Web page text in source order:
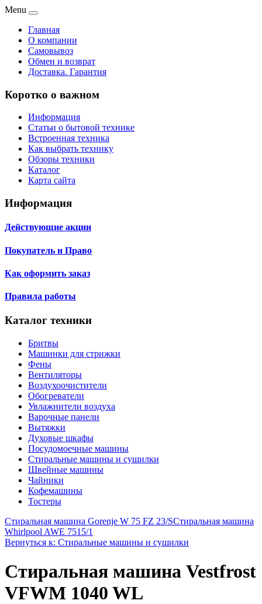
Menu
Главная
О компании
Самовывоз
Обмен и возврат
Доставка. Гарантия
Коротко о важном
Информация
Статьи о бытовой технике
Встроенная техника
Как выбрать технику
Обзоры техники
Каталог
Карта сайта
Информация
Действующие акции
Покупатель и Право
Как оформить заказ
Правила работы
Каталог техники
Бритвы
Машинки для стрижки
Фены
Вентиляторы
Воздухоочистители
Обогреватели
Увлажнители воздуха
Варочные панели
Вытяжки
Духовые шкафы
Посудомоечные машины
Стиральные машины и сушилки
Швейные машины
Чайники
Кофемашины
Тостеры
Стиральная машина Gorenje W 75 FZ 23/SСтиральная машина
Whirlpool AWE 7515/1
Вернуться к: Стиральные машины и сушилки
Стиральная машина Vestfrost
VFWM 1040 WL